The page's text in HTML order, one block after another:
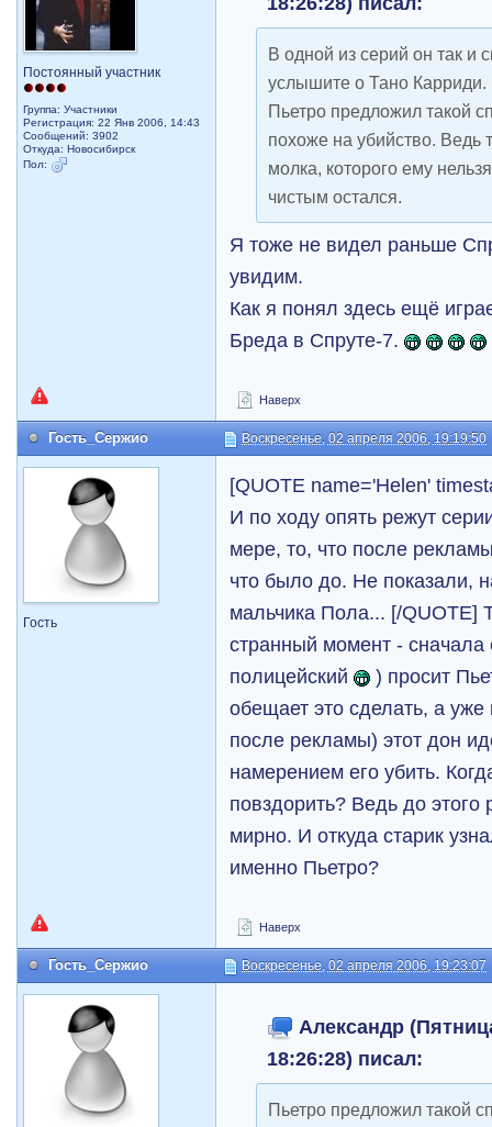
Постоянный участник
Группа: Участники
Регистрация: 22 Янв 2006, 14:43
Сообщений: 3902
Откуда: Новосибирск
Пол:
В одной из серий он так и
услышите о Тано Карриди.
Пьетро предложил такой
похоже на убийство. Ведь
молка, которого ему
чистым остался.
Я тоже не видел раньше
увидим.
Как я понял здесь ещё
Бреда в Спруте-7.
Наверх
Гость_Сержио Воскресенье, 02 апреля 2006, 19:19:50
Гость
[QUOTE name='Helen'
И по ходу опять режут
мере, то, что после
что было до. Не показали,
мальчика Пола... [/QUOTE]
странный момент -
полицейский
) просит
обещает это сделать, а
после рекламы) этот дон
намерением его убить.
повздорить? Ведь до этого
мирно. И откуда старик
именно Пьетро?
Наверх
Гость_Сержио Воскресенье, 02 апреля 2006, 19:23:07
Александр
18:26:28) писал:
Пьетро предложил такой